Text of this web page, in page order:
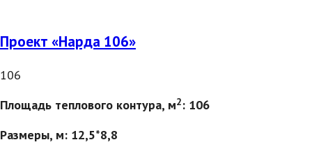
Проект «Нарда 106»
106
Площадь теплового контура, м2: 106
Размеры, м: 12,5*8,8